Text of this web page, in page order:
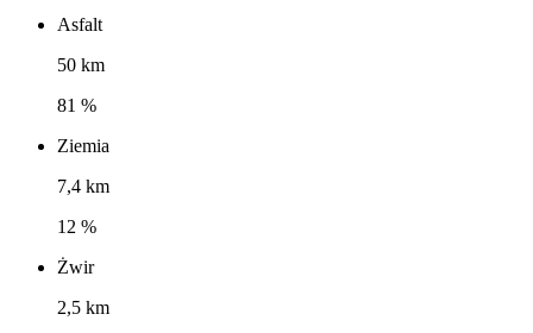
Asfalt
50 km
81 %
Ziemia
7,4 km
12 %
Żwir
2,5 km